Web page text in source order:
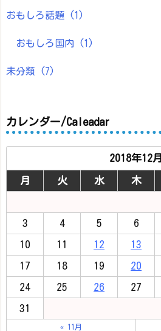
おもしろ話題 (1)
おもしろ国内 (1)
未分類 (7)
カレンダー/Caleadar
2018年12月
月 火 水 木
3 4 5 6
10 11 12 13
17 18 19 20
24 25 26 27
31
« 11月